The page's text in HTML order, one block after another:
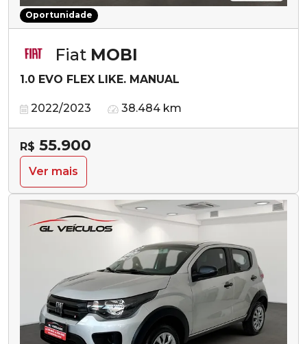
Oportunidade
Fiat MOBI
1.0 EVO FLEX LIKE. MANUAL
2022/2023 38.484 km
R$ 55.900
Ver mais